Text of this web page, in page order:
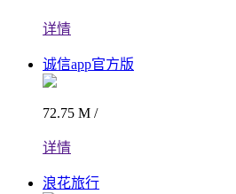
详情
诚信app官方版
72.75 M /
详情
浪花旅行